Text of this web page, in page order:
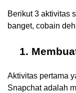
Berikut 3 aktivitas
banget, cobain
Aktivitas pertama
Snapchat adalah